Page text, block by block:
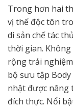
Trong hơn hai
vị thế độc tôn
di sản chế tác
thời gian.
rộng trải
bộ sưu tập
nhật được nâng
đích thực. Nổi